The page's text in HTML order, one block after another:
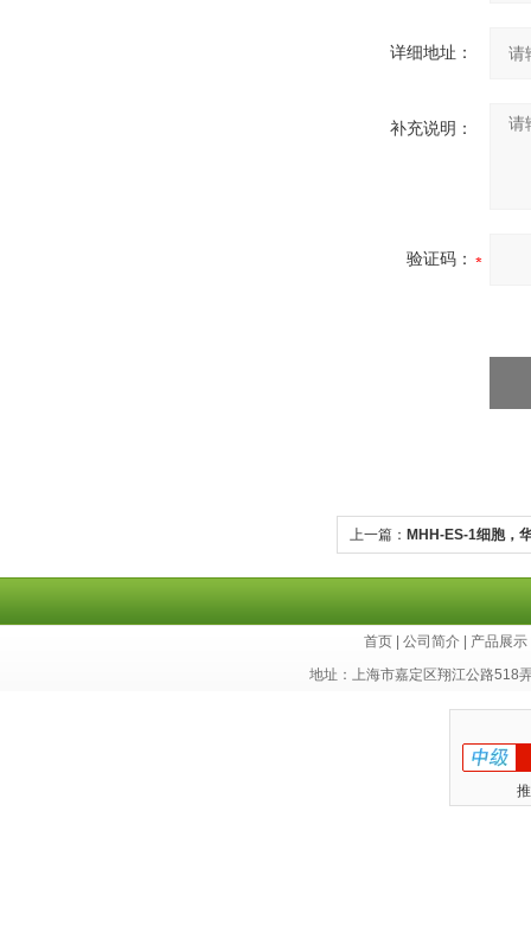
详细地址：
补充说明：
验证码：
上一篇： MHH-ES-1细胞，
首页 公司简介 产品展示
地址：上海市嘉定区翔江公路518